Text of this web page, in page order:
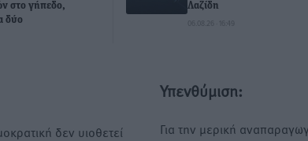
στο γήπεδο,
δύο
Λαζίδη
06.08.26 · 16:49
δεν υιοθετεί
Υπενθύμιση:
Για την μερική